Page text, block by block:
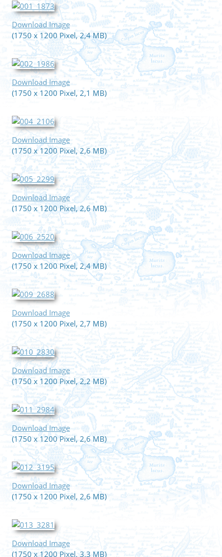
Download Image
(1750 x 1200 Pixel, 2,4 MB)
Download Image
(1750 x 1200 Pixel, 2,1 MB)
Download Image
(1750 x 1200 Pixel, 2,6 MB)
Download Image
(1750 x 1200 Pixel, 2,6 MB)
Download Image
(1750 x 1200 Pixel, 2,4 MB)
Download Image
(1750 x 1200 Pixel, 2,7 MB)
Download Image
(1750 x 1200 Pixel, 2,2 MB)
Download Image
(1750 x 1200 Pixel, 2,6 MB)
Download Image
(1750 x 1200 Pixel, 2,6 MB)
Download Image
(1750 x 1200 Pixel, 3,3 MB)